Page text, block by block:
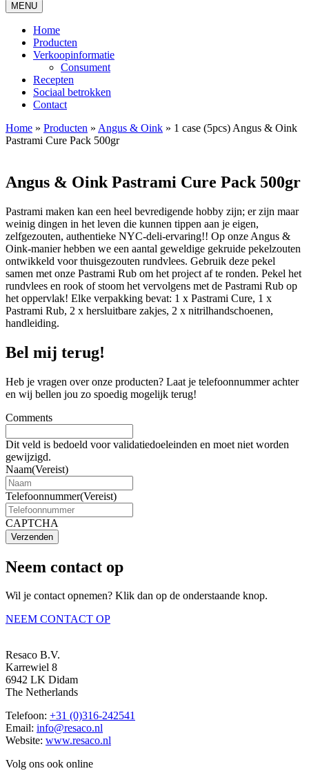
MENU
Home
Producten
Verkoopinformatie
Consument
Recepten
Sociaal betrokken
Contact
Home » Producten » Angus & Oink » 1 case (5pcs) Angus & Oink
Pastrami Cure Pack 500gr
Angus & Oink Pastrami Cure Pack 500gr
Pastrami maken kan een heel bevredigende hobby zijn; er zijn maar
weinig dingen in het leven die kunnen tippen aan je eigen,
zelfgezouten, authentieke NYC-deli-ervaring!! Op onze Angus &
Oink-manier hebben we een aantal geweldige gekruide pekelzouten
ontwikkeld voor thuisgezouten rundvlees. Gebruik deze pekel
samen met onze Pastrami Rub om het project af te ronden. Pekel het
rundvlees en rook of stoom het vervolgens met de Pastrami Rub op
het oppervlak! Elke verpakking bevat: 1 x Pastrami Cure, 1 x
Pastrami Rub, 2 x hersluitbare zakjes, 2 x nitrilhandschoenen,
handleiding.
Bel mij terug!
Heb je vragen over onze producten? Laat je telefoonnummer achter
en wij bellen jou zo spoedig mogelijk terug!
Comments
Dit veld is bedoeld voor validatiedoeleinden en moet niet worden
gewijzigd.
Naam(Vereist)
Telefoonnummer(Vereist)
CAPTCHA
Verzenden
Neem contact op
Wil je contact opnemen? Klik dan op de onderstaande knop.
NEEM CONTACT OP
Resaco B.V.
Karrewiel 8
6942 LK Didam
The Netherlands
Telefoon: +31 (0)316-242541
Email: info@resaco.nl
Website: www.resaco.nl
Volg ons ook online